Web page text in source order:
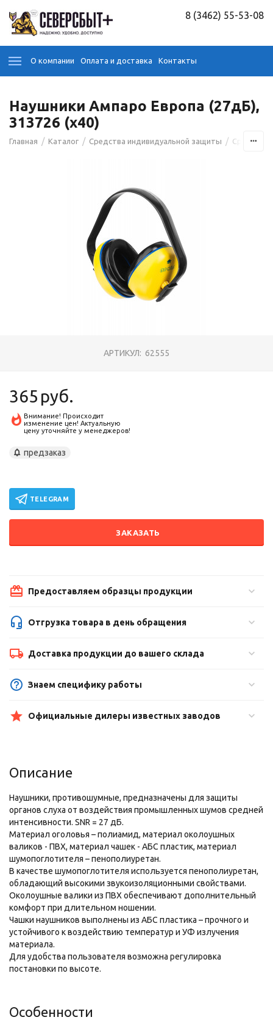
8 (3462) 55-53-08
О компании Оплата и доставка Контакты
Наушники Ампаро Европа (27дБ),
313726 (х40)
Главная / Каталог / Средства индивидуальной защиты / Средства
АРТИКУЛ: 62555
365 руб.
Внимание! Происходит
изменение цен! Актуальную
цену уточняйте у менеджеров!
предзаказ
TELEGRAM
ЗАКАЗАТЬ
Предоставляем образцы продукции
Отгрузка товара в день обращения
Доставка продукции до вашего склада
Знаем специфику работы
Официальные дилеры известных заводов
Описание
Наушники, противошумные, предназначены для защиты
органов слуха от воздействия промышленных шумов средней
интенсивности. SNR = 27 дБ.
Материал оголовья – полиамид, материал околоушных
валиков - ПВХ, материал чашек - АБС пластик, материал
шумопоглотителя – пенополиуретан.
В качестве шумопоглотителя используется пенополиуретан,
обладающий высокими звукоизоляционными свойствами.
Околоушные валики из ПВХ обеспечивают дополнительный
комфорт при длительном ношении.
Чашки наушников выполнены из АБС пластика – прочного и
устойчивого к воздействию температур и УФ излучения
материала.
Для удобства пользователя возможна регулировка
постановки по высоте.
Особенности